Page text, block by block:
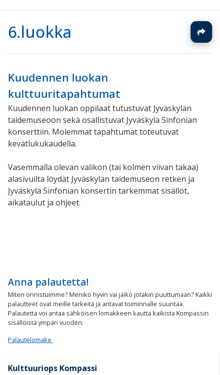
6.luokka
Kuudennen luokan
kulttuuritapahtumat
Kuudennen luokan oppilaat tutustuvat Jyväskylän
taidemuseoon sekä osallistuvat Jyväskylä Sinfonian
konserttiin. Molemmat tapahtumat toteutuvat
kevätlukukaudella.
Vasemmalla olevan valikon (tai kolmen viivan takaa)
alasivuilta löydät Jyväskylän taidemuseon retken ja
Jyväskylä Sinfonian konsertin tarkemmat sisällöt,
aikataulut ja ohjeet.
Anna palautetta!
Miten onnistuimme? Menikö hyvin vai jäikö jotakin puuttumaan? Kaikki
palautteet ovat meille tärkeitä ja antavat toiminnalle suuntaa.
Palautetta voi antaa sähköisen lomakkeen kautta kaikista Kompassin
sisällöistä ympäri vuoden.
Palautelomake
Kulttuuriops Kompassi